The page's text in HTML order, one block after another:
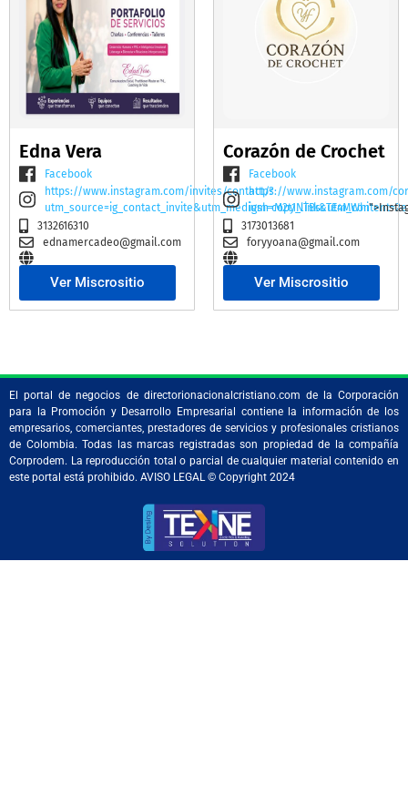
Edna Vera
Facebook
https://www.instagram.com/invites/contact/?
3132616310
ednamercadeo@gmail.com
Ver Miscrositio
Corazón de Crochet
Facebook
https://www.instagram.com/
igsh=M2t1NTBscTE4MWhi
3173013681
foryyoana@gmail.com
Ver Miscrositio
El portal de negocios de directorionacionalcristiano.com de la Corporación
para la Promoción y Desarrollo Empresarial contiene la información de los
empresarios, comerciantes, prestadores de servicios y profesionales cristianos
de Colombia. Todas las marcas registradas son propiedad de la compañía
Corprodem. La reproducción total o parcial de cualquier material contenido en
este portal está prohibido. AVISO LEGAL © Copyright 2024